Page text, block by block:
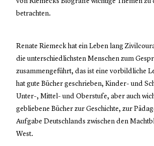
betrachten.
Renate Riemeck hat ein Leben lang
die unterschiedlichsten Menschen zum
zusammengeführt, das ist eine vorbildliche
hat gute Bücher geschrieben, Kinder- und
Unter-, Mittel- und Oberstufe, aber auch
gebliebene Bücher zur Geschichte, zur
Aufgabe Deutschlands zwischen den
West.